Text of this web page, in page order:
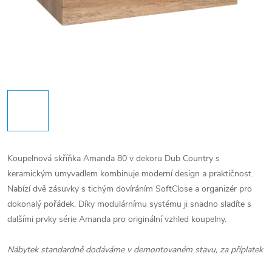
Koupelnová skříňka Amanda 80 v dekoru Dub Country s
keramickým umyvadlem kombinuje moderní design a praktičnost.
Nabízí dvě zásuvky s tichým dovíráním SoftClose a organizér pro
dokonalý pořádek. Díky modulárnímu systému ji snadno sladíte s
dalšími prvky série Amanda pro originální vzhled koupelny.
Nábytek standardně dodáváme v demontovaném stavu, za příplatek